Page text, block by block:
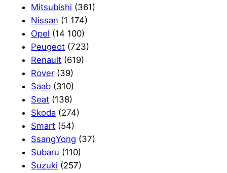
Mitsubishi (361)
Nissan (1 174)
Opel (14 100)
Peugeot (723)
Renault (619)
Rover (39)
Saab (310)
Seat (138)
Skoda (274)
Smart (54)
SsangYong (37)
Subaru (110)
Suzuki (257)